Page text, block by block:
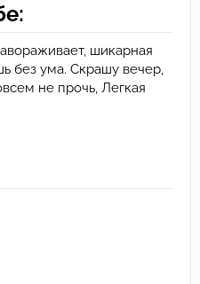
шикарная
без ума. Скрашу вечер,
не прочь, Легкая